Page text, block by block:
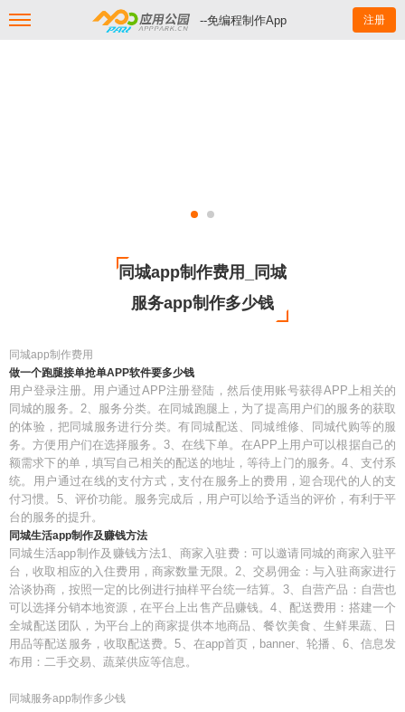
--免编程制作App 注册
同城app制作费用_同城
服务app制作多少钱
同城app制作费用
做一个跑腿接单抢单APP软件要多少钱
用户登录注册。用户通过APP注册登陆，然后使用账号获得APP上相关的
同城的服务。2、服务分类。在同城跑腿上，为了提高用户们的服务的获取
的体验，把同城服务进行分类。有同城配送、同城维修、同城代购等的服
务。方便用户们在选择服务。3、在线下单。在APP上用户可以根据自己的
额需求下的单，填写自己相关的配送的地址，等待上门的服务。4、支付系
统。用户通过在线的支付方式，支付在服务上的费用，迎合现代的人的支
付习惯。5、评价功能。服务完成后，用户可以给予适当的评价，有利于平
台的服务的提升。
同城生活app制作及赚钱方法
同城生活app制作及赚钱方法1、商家入驻费：可以邀请同城的商家入驻平
台，收取相应的入住费用，商家数量无限。2、交易佣金：与入驻商家进行
洽谈协商，按照一定的比例进行抽样平台统一结算。3、自营产品：自营也
可以选择分销本地资源，在平台上出售产品赚钱。4、配送费用：搭建一个
全城配送团队，为平台上的商家提供本地商品、餐饮美食、生鲜果蔬、日
用品等配送服务，收取配送费。5、在app首页，banner、轮播、6、信息发
布用：二手交易、蔬菜供应等信息。
同城服务app制作多少钱